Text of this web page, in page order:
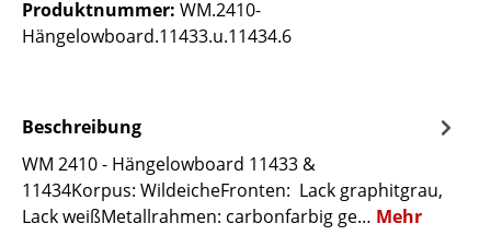
Produktnummer: WM.2410-
Hängelowboard.11433.u.11434.6
Beschreibung
WM 2410 - Hängelowboard 11433 &
11434Korpus: WildeicheFronten: Lack graphitgrau,
Lack weißMetallrahmen: carbonfarbig ge… Mehr